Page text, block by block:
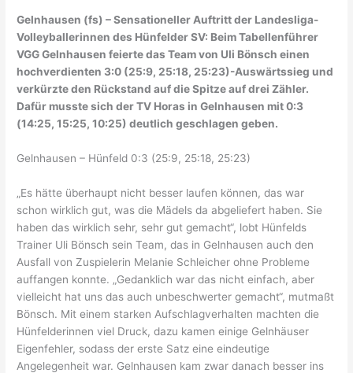
Gelnhausen (fs) – Sensationeller Auftritt der Landesliga-
Volleyballerinnen des Hünfelder SV: Beim Tabellenführer
VGG Gelnhausen feierte das Team von Uli Bönsch einen
hochverdienten 3:0 (25:9, 25:18, 25:23)-Auswärtssieg und
verkürzte den Rückstand auf die Spitze auf drei Zähler.
Dafür musste sich der TV Horas in Gelnhausen mit 0:3
(14:25, 15:25, 10:25) deutlich geschlagen geben.
Gelnhausen – Hünfeld 0:3 (25:9, 25:18, 25:23)
„Es hätte überhaupt nicht besser laufen können, das war
schon wirklich gut, was die Mädels da abgeliefert haben. Sie
haben das wirklich sehr, sehr gut gemacht“, lobt Hünfelds
Trainer Uli Bönsch sein Team, das in Gelnhausen auch den
Ausfall von Zuspielerin Melanie Schleicher ohne Probleme
auffangen konnte. „Gedanklich war das nicht einfach, aber
vielleicht hat uns das auch unbeschwerter gemacht“, mutmaßt
Bönsch. Mit einem starken Aufschlagverhalten machten die
Hünfelderinnen viel Druck, dazu kamen einige Gelnhäuser
Eigenfehler, sodass der erste Satz eine eindeutige
Angelegenheit war. Gelnhausen kam zwar danach besser ins